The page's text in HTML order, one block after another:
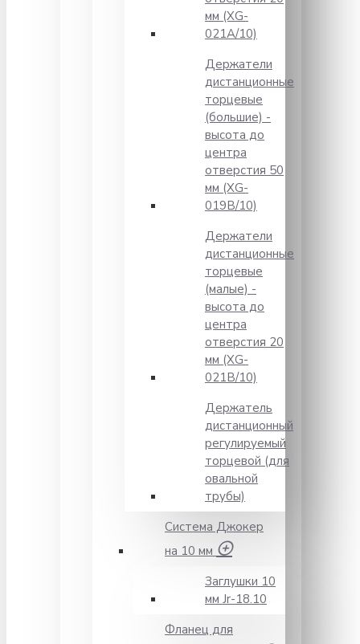
мм (XG-
021A/10)
Держатели
дистанционные
торцевые
(большие) -
высота до
центра
отверстия 50
мм (XG-
019B/10)
Держатели
дистанционные
торцевые
(малые) -
высота до
центра
отверстия 20
мм (XG-
021B/10)
Держатель
дистанционный
регулируемый
торцевой (для
овальной
трубы)
Система Джокер
на 10 мм
Заглушки 10
мм Jr-18.10
Фланец для